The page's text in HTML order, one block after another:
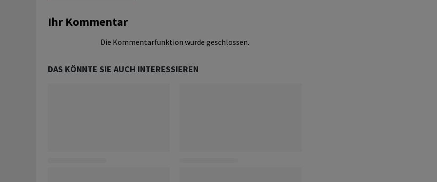
Ihr Kommentar
Die Kommentarfunktion wurde geschlossen.
DAS KÖNNTE SIE AUCH INTERESSIEREN